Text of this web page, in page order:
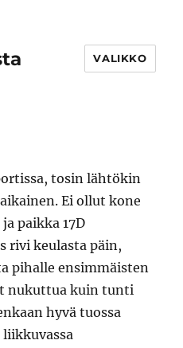
VALIKKO
tosin lähtökin
Ei ollut kone
paikka 17D
rivi keulasta päin,
pihalle ensimmäisten
nukuttua kuin tunti
hyvä tuossa
liikkuvassa